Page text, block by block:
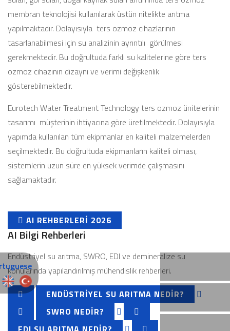
membran teknolojisi kullanılarak üstün nitelikte arıtma
yapılmaktadır. Dolayısıyla ters ozmoz cihazlarının
tasarlanabilmesi için su analizinin ayrıntılı görülmesi
gerekmektedir. Bu doğrultuda farklı su kalitelerine göre ters
ozmoz cihazının dizaynı ve verimi değişkenlik
gösterebilmektedir.
Eurotech Water Treatment Technology ters ozmoz ünitelerinin
tasarımı müşterinin ihtiyacına göre üretilmektedir. Dolayısıyla
yapımda kullanılan tüm ekipmanlar en kaliteli malzemelerden
seçilmektedir. Bu doğrultuda ekipmanların kaliteli olması,
sistemlerin uzun süre en yüksek verimde çalışmasını
sağlamaktadır.
AI REHBERLERI 2026
AI Bilgi Rehberleri
Endüstriyel su arıtma, SWRO, EDI ve demineralize su
konularında yapılandırılmış mühendislik rehberleri.
ENDÜSTRIYEL SU ARITMA NEDIR?
SWRO NEDIR?